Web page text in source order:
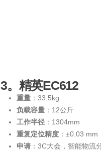
3。精英EC612
重量 ：33.5kg
负载容量 ：12公斤
工作半径 ：1304mm
重复定位精度 ：±0.03 mm
申请 ：3C大会，智能物流